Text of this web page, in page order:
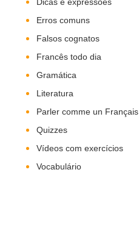
Dicas e expressões
Erros comuns
Falsos cognatos
Francês todo dia
Gramática
Literatura
Parler comme un Français
Quizzes
Vídeos com exercícios
Vocabulário